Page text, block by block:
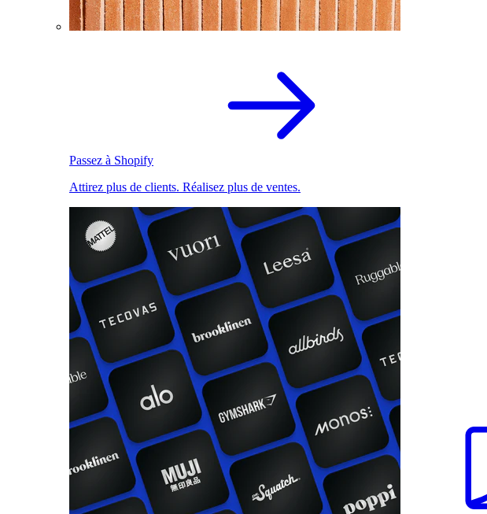
Passez à Shopify
Attirez plus de clients. Réalisez plus de ventes.